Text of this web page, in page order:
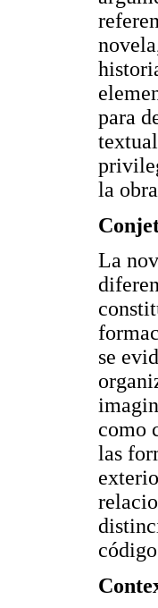
para
la
La
se
como
las